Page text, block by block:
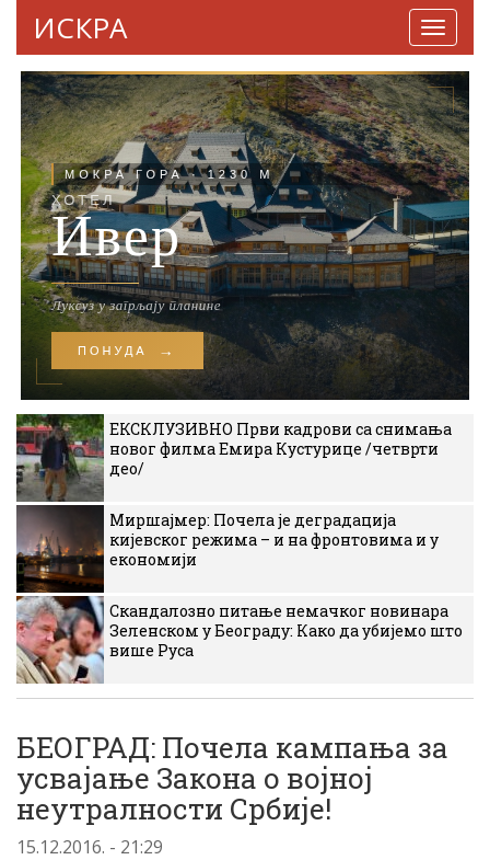
ИСКРА
ЕКСКЛУЗИВНО Први кадрови са снимања
новог филма Емира Кустурице /четврти
део/
Миршајмер: Почела је деградација
кијевског режима – и на фронтовима и у
економији
Скандалозно питање немачког новинара
Зеленском у Београду: Како да убијемо што
више Руса
БЕОГРАД: Почела кампања за
усвајање Закона о војној
неутралности Србије!
15.12.2016. - 21:29